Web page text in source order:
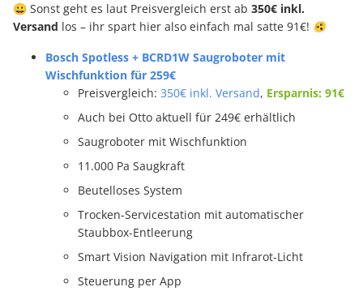
😀 Sonst geht es laut Preisvergleich erst ab 350€ inkl.
Versand los – ihr spart hier also einfach mal satte 91€! 🫨
Bosch Spotless + BCRD1W Saugroboter mit
Wischfunktion für 259€
Preisvergleich: 350€ inkl. Versand, Ersparnis: 91€
Auch bei Otto aktuell für 249€ erhältlich
Saugroboter mit Wischfunktion
11.000 Pa Saugkraft
Beutelloses System
Trocken-Servicestation mit automatischer
Staubbox-Entleerung
Smart Vision Navigation mit Infrarot-Licht
Steuerung per App